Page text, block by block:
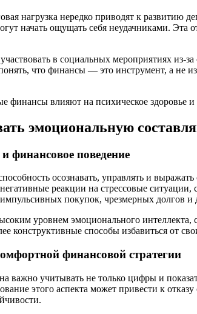
нагрузка нередко приводят к
начать ощущать себя неудачниками.
в социальных мероприятиях из-
что финансы — это инструмент, а не
эмоциональную
финансовое поведение
осознавать, управлять и
реакции на стрессовые ситуации,
импульсивных покупок, чрезмерных
уровнем эмоционального интеллекта,
конструктивные способы избавиться от
финансовой стратегии
важно учитывать не только цифры и
этого аспекта может привести к